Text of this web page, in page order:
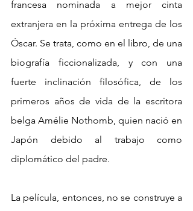
francesa nominada a mejor cinta
extranjera en la próxima entrega de los
Óscar. Se trata, como en el libro, de una
biografía ficcionalizada, y con una
fuerte inclinación filosófica, de los
primeros años de vida de la escritora
belga Amélie Nothomb, quien nació en
Japón debido al trabajo como
diplomático del padre.
La película, entonces, no se construye a